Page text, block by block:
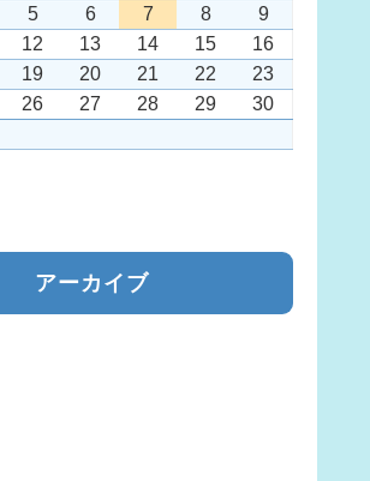
5 6 7 8
9
12 13 14 15
16
19 20 21 22
23
26 27 28 29
30
アーカイブ